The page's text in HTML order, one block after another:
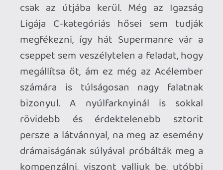
Mert tényleg nincs itt más, mint bunyó-
bunyó hátán, csak a helyszín változik:
pusztaság, vidék, benzinkút, hegyoldal,
aztán végül Metropolis városa, Superman
és Doomsday holtukig csépelik egymást,
mindenféle mögöttes tartalom nélkül.
Valójában még a rajzok sem tudják igazán
megmenteni ezt a kötetet, bár elég
neves gárdát sikerült összetrombitálni, a
végeredmény mégsem több az elvárható
átlag-szintnél. Szépnek szép, de ezen túl
semmi különös.